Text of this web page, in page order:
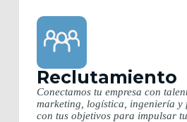
Reclutamiento
Conectamos tu empresa con
marketing, logística, ingeniería y
con tus objetivos para impulsar